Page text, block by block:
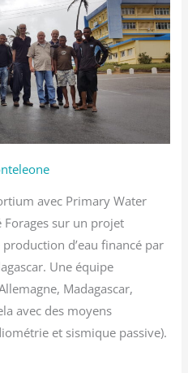
avec Primary Water
Forages sur un projet
d’eau financé par
Une équipe
Madagascar,
avec des moyens
et sismique passive).